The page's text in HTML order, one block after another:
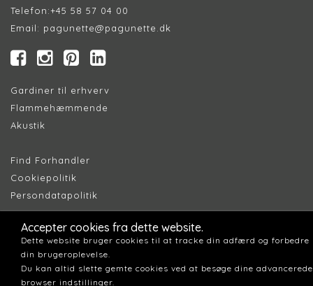
Telefon:+45 58 57 04 00
Email: pagunette@pagunette.dk
Gardiner til erhverv
Flammehæmmende
Akustik
Find Forhandler
Cookiepolitik
Persondatapolitik
Accepter cookies fra dette website.
Dette website bruger cookies til at tracke din adfærd og forbedre
din brugeroplevelse.
Du kan altid slette gemte cookies ved at besøge dine advancerede
browser indstillinger.